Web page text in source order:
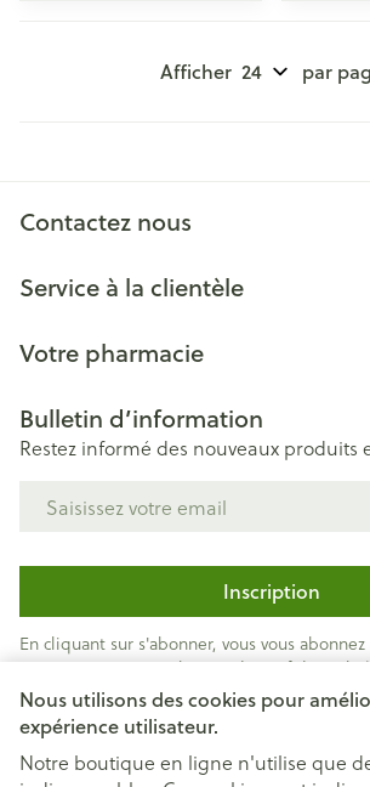
Nous utilisons des cookies pour
expérience utilisateur.
Notre boutique en ligne n'utilise que
Afficher par
Contactez nous
Service à la clientèle
Votre pharmacie
Bulletin d’information
Restez informé des nouveaux produits
Inscription
En cliquant sur s'abonner, vous vous
et acceptez notrepolitique de confidentialité